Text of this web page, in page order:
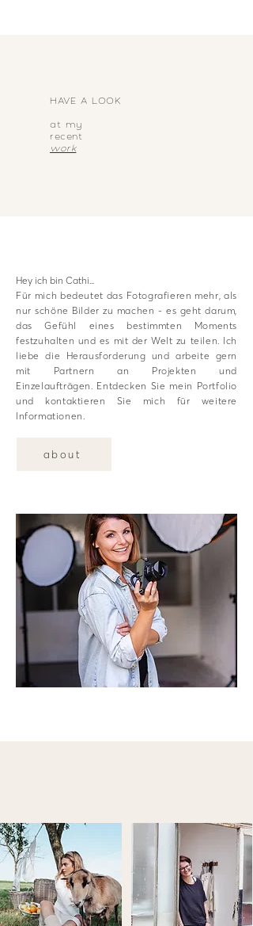
HAVE A LOOK
at my
recent
work
Hey ich bin Cathi...
Für mich bedeutet das Fotografieren mehr, als
nur schöne Bilder zu machen - es geht darum,
das Gefühl eines bestimmten Moments
festzuhalten und es mit der Welt zu teilen. Ich
liebe die Herausforderung und arbeite gern
mit Partnern an Projekten und
Einzelaufträgen. Entdecken Sie mein Portfolio
und kontaktieren Sie mich für weitere
Informationen.
about